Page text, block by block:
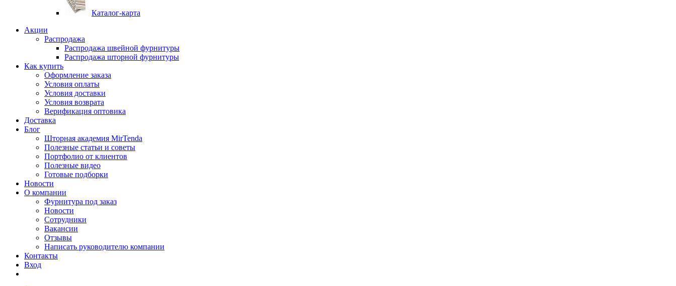
Каталог-карта
Акции
Распродажа
Распродажа швейной фурнитуры
Распродажа шторной фурнитуры
Как купить
Оформление заказа
Условия оплаты
Условия доставки
Условия возврата
Верификация оптовика
Доставка
Блог
Шторная академия MirTenda
Полезные статьи и советы
Портфолио от клиентов
Полезные видео
Готовые подборки
Новости
О компании
Фурнитура под заказ
Новости
Сотрудники
Вакансии
Отзывы
Написать руководителю компании
Контакты
Вход